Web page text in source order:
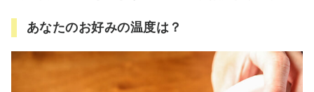
あなたのお好みの温度は？